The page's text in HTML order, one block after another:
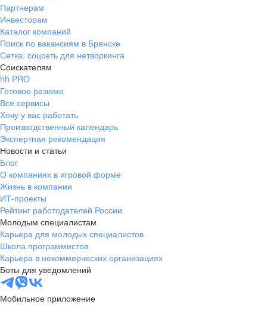
Партнерам
Инвесторам
Каталог компаний
Поиск по вакансиям в Брянске
Сетка: соцсеть для нетворкинга
Соискателям
hh PRO
Готовое резюме
Все сервисы
Хочу у вас работать
Производственный календарь
Экспертная рекомендация
Новости и статьи
Блог
О компаниях в игровой форме
Жизнь в компании
ИТ-проекты
Рейтинг работодателей России
Молодым специалистам
Карьера для молодых специалистов
Школа программистов
Карьера в некоммерческих организациях
Боты для уведомлений
Мобильное приложение